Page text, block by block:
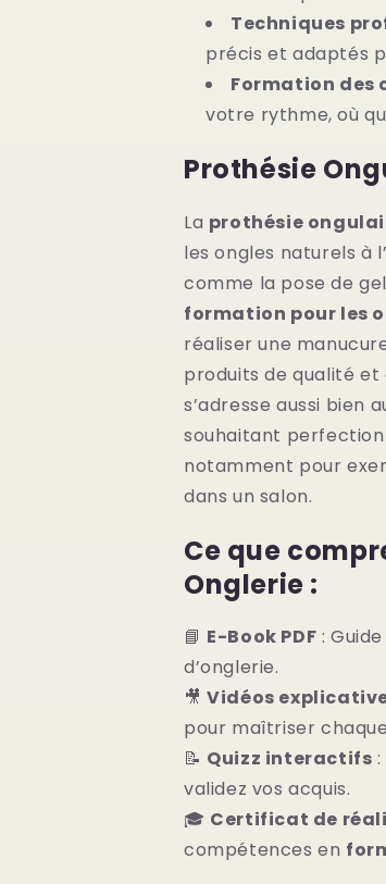
Techniques
précis et adaptés
Formation des
votre rythme, où
Prothésie
La prothésie
les ongles naturels à
comme la pose de
formation pour les
réaliser une
produits de qualité
s’adresse aussi bien
souhaitant
notamment pour
dans un salon.
Ce que
Onglerie :
📘 E-Book PDF :
d’onglerie.
🎥Vidéos
pour maîtriser
📝 Quizz interactifs
validez vos acquis.
🎓 Certificat de
compétences en